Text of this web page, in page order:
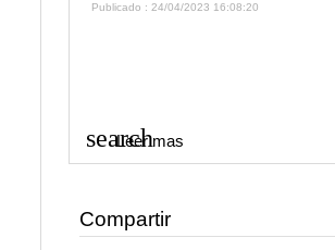
Publicado : 24/04/2023 16:08:20
search
Leer mas
Compartir